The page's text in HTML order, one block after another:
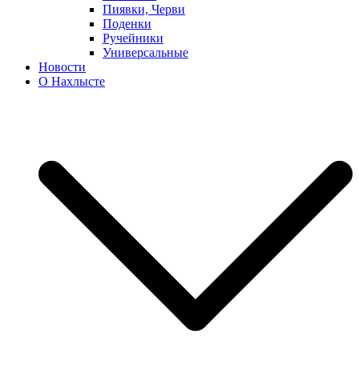
Пиявки, Черви
Поденки
Ручейники
Универсальные
Новости
О Нахлысте